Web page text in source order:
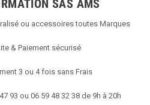
SAS AMS
ou accessoires toutes Marques
& Paiement sécurisé
3 ou 4 fois sans Frais
93 ou 06 59 48 32 38 de 9h à 20h